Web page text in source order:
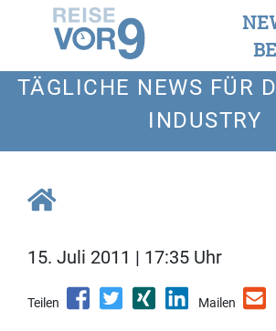
TÄGLICHE NEWS FÜR
INDUSTRY
15. Juli 2011 | 17:35 Uhr
Teilen Mailen